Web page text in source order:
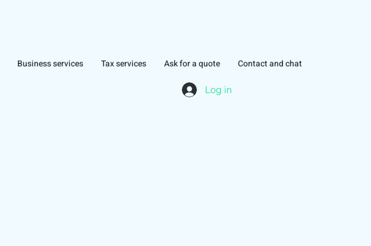
Business services Tax services Ask for a quote Contact and chat
Log in